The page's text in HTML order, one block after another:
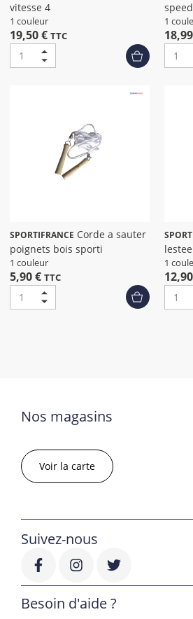
vitesse 4
1 couleur
19,50 € TTC
speed
1
SPORTIFRANCE
poignets bois sporti
1 couleur
5,90 € TTC
lestee
1
Nos magasins
Voir la carte
Suivez-nous
Besoin d'aide ?